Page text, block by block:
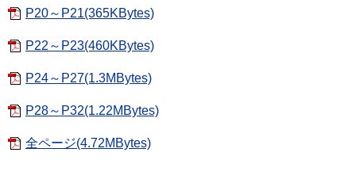
P20～P21(365KBytes)
P22～P23(460KBytes)
P24～P27(1.3MBytes)
P28～P32(1.22MBytes)
全ページ(4.72MBytes)